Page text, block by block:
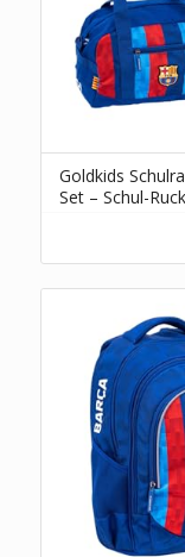
Goldkids
Set – Schul-
Brotdose- FC